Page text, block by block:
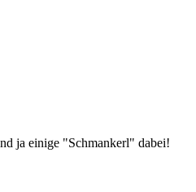
ja einige "Schmankerl" dabei!